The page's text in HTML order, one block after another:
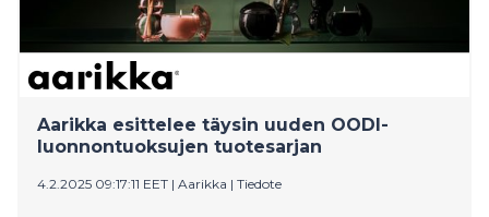
Aarikka esittelee täysin uuden OODI-
luonnontuoksujen tuotesarjan
4.2.2025 09:17:11 EET | Aarikka | Tiedote